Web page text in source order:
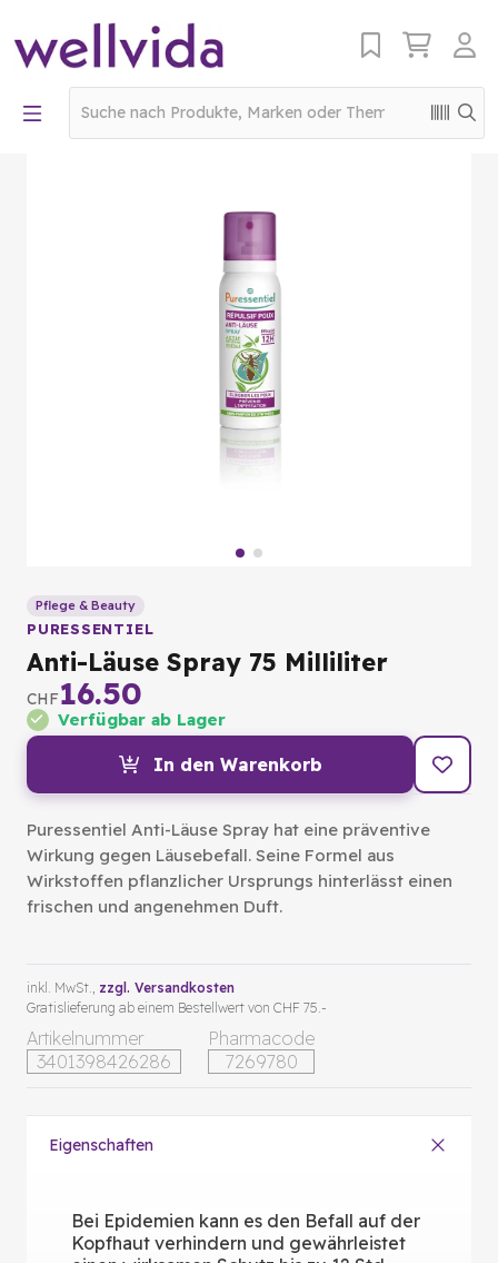
Pflege & Beauty
PURESSENTIEL
Anti-Läuse Spray 75 Milliliter
CHF16.50
Verfügbar ab Lager
In den Warenkorb
Puressentiel Anti-Läuse Spray hat eine präventive
Wirkung gegen Läusebefall. Seine Formel aus
Wirkstoffen pflanzlicher Ursprungs hinterlässt einen
frischen und angenehmen Duft.
Artikelnummer
3401398426286
Pharmacode
7269780
inkl. MwSt., zzgl. Versandkosten
Gratislieferung ab einem Bestellwert von CHF 75.-
Eigenschaften
Bei Epidemien kann es den Befall auf der
Kopfhaut verhindern und gewährleistet